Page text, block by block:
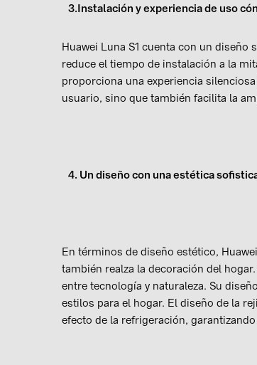
3.Instalación y experiencia de uso
Huawei Luna S1 cuenta con un
reduce el tiempo de instalación a la
proporciona una experiencia
usuario, sino que también facilita la
4. Un diseño con una estética
En términos de diseño estético,
también realza la decoración del
entre tecnología y naturaleza. Su
estilos para el hogar. El diseño de la
efecto de la refrigeración,